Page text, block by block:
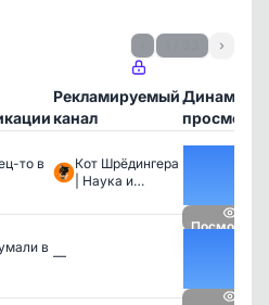
›
Рекламируемый
канал
Динамика
то в
Кот Шрёдингера
| Наука и…
Посмотреть
в
—